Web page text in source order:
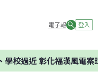
電子報 登入
過近 彰化福漢風電案環